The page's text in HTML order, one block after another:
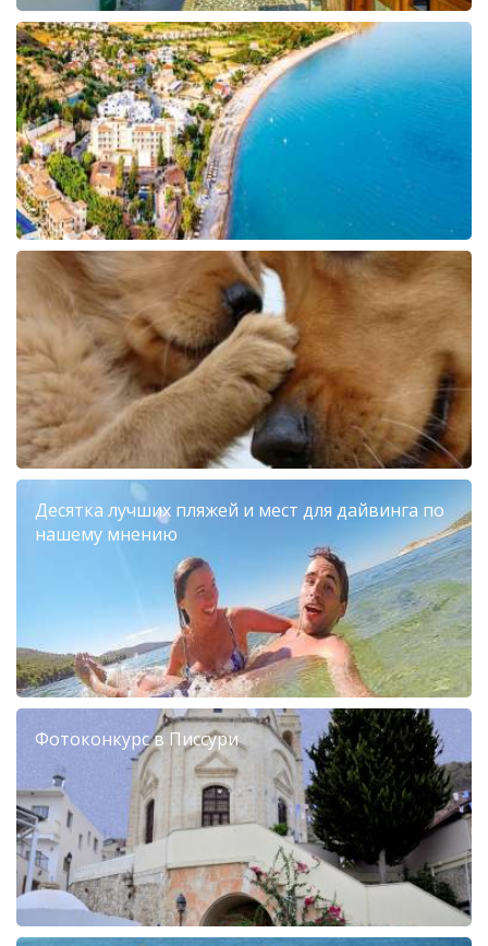
Десятка лучших пляжей и мест для дайвинга по
нашему мнению
Фотоконкурс в Писсури